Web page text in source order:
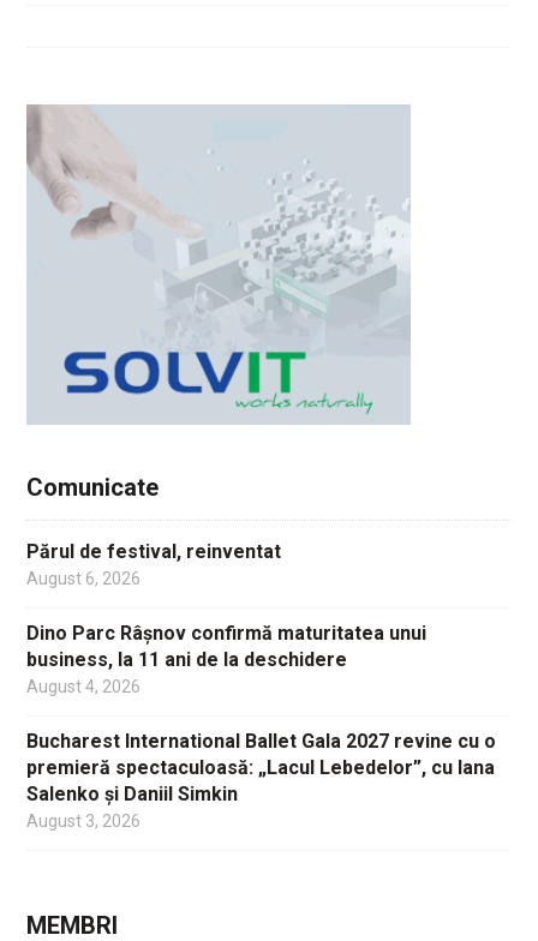
Comunicate
Părul de festival, reinventat
August 6, 2026
Dino Parc Râșnov confirmă maturitatea unui
business, la 11 ani de la deschidere
August 4, 2026
Bucharest International Ballet Gala 2027 revine cu o
premieră spectaculoasă: „Lacul Lebedelor”, cu Iana
Salenko și Daniil Simkin
August 3, 2026
MEMBRI